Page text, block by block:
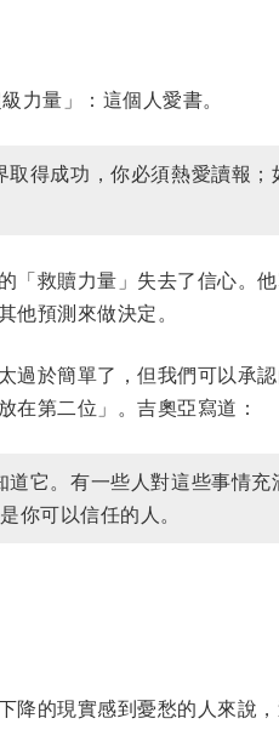
力量」：這個人愛書。
得成功，你必須熱愛讀報
救贖力量」失去了信心。
預測來做決定。
於簡單了，但我們可以承
在第二位」。吉奧亞寫道：
它。有一些人對這些事情充
你可以信任的人。
的現實感到憂愁的人來說，